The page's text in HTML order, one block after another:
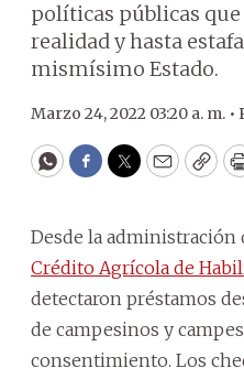
políticas públicas
realidad y hasta
mismísimo Estado.
Marzo 24, 2022 03:20 a. m. •
WhatsApp
Facebook
Twitter
Email
Desde la administración
Crédito Agrícola de
detectaron préstamos
de campesinos y
consentimiento. Los